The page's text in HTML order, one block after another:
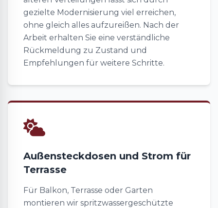
gezielte Modernisierung viel erreichen,
ohne gleich alles aufzureißen. Nach der
Arbeit erhalten Sie eine verständliche
Rückmeldung zu Zustand und
Empfehlungen für weitere Schritte.
Außensteckdosen und Strom für
Terrasse
Für Balkon, Terrasse oder Garten
montieren wir spritzwassergeschützte